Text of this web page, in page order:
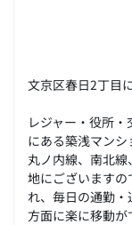
文京区春日2丁目
レジャー・役所
にある築浅マンシ
丸ノ内線、南北
地にございます
れ、毎日の通勤
方面に楽に移動